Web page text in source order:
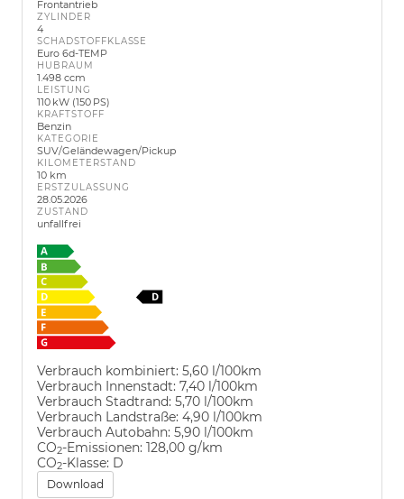
Frontantrieb
ZYLINDER
4
SCHADSTOFFKLASSE
Euro 6d-TEMP
HUBRAUM
1.498 ccm
LEISTUNG
110 kW (150 PS)
KRAFTSTOFF
Benzin
KATEGORIE
SUV/Geländewagen/Pickup
KILOMETERSTAND
10 km
ERSTZULASSUNG
28.05.2026
ZUSTAND
unfallfrei
Verbrauch kombiniert: 5,60 l/100km
Verbrauch Innenstadt: 7,40 l/100km
Verbrauch Stadtrand: 5,70 l/100km
Verbrauch Landstraße: 4,90 l/100km
Verbrauch Autobahn: 5,90 l/100km
CO2-Emissionen: 128,00 g/km
CO2-Klasse: D
Download